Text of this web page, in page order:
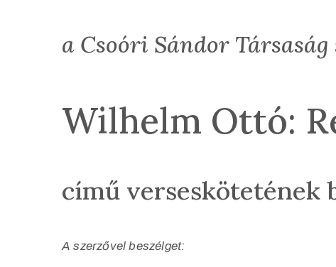
a Csoóri Sándor Társaság
Wilhelm Ottó:
című verseskötetének
A szerzővel beszélget: